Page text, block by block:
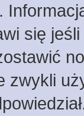
się
zwykli